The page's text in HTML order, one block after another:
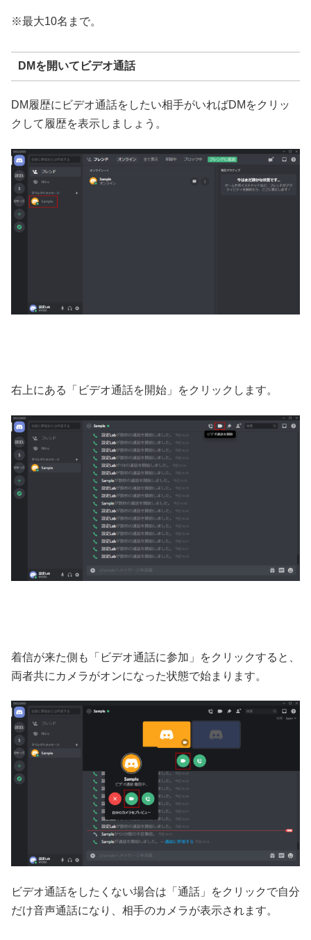
※最大10名まで。
DMを開いてビデオ通話
DM履歴にビデオ通話をしたい相手がいればDMをクリッ
クして履歴を表示しましょう。
右上にある「ビデオ通話を開始」をクリックします。
着信が来た側も「ビデオ通話に参加」をクリックすると、
両者共にカメラがオンになった状態で始まります。
ビデオ通話をしたくない場合は「通話」をクリックで自分
だけ音声通話になり、相手のカメラが表示されます。